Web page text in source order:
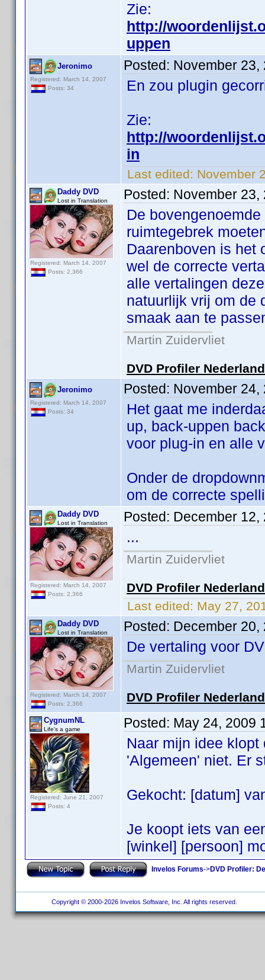
Zie:
http://
uppen
Jeronimo
Registered: March 14, 2007
Posts: 34
Posted: November 23,
En zou plugin
Zie:
http://
in
Last edited: November
Daddy DVD
Lost in Translation
Registered: March 14, 2007
Posts: 2,366
Posted: November 23,
De
ruimtegebrek
Daarenboven is het
wel de correcte
alle vertalingen
natuurlijk vrij om de
smaak aan te
Martin Zuidervliet
DVD Profiler
Jeronimo
Registered: March 14, 2007
Posts: 34
Posted: November 24,
Het gaat me
up, back-uppen
voor plug-in en alle
Onder de
om de correcte
Daddy DVD
Lost in Translation
Registered: March 14, 2007
Posts: 2,366
Posted: December 12,
...
Martin Zuidervliet
DVD Profiler
Last edited: May 27,
Daddy DVD
Lost in Translation
Registered: March 14, 2007
Posts: 2,366
Posted: December 20,
De vertaling voor
Martin Zuidervliet
DVD Profiler
CygnumNL
Life's a game
Registered: June 21, 2007
Posts: 4
Posted: May 24, 2009
Naar mijn idee
'Algemeen' niet. Er
Gekocht: [datum]
Je koopt iets van
[winkel] [persoon]
Invelos Forums->DVD Profiler:
Copyright © 2000-2026 Invelos Software, Inc. All rights reserved.